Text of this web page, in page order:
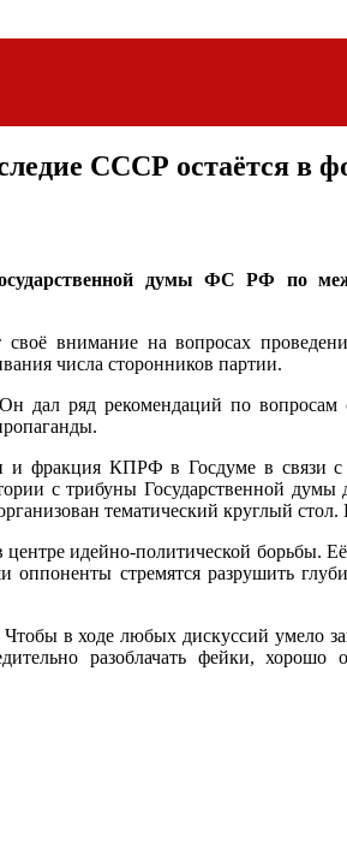
СССР остаётся в
думы ФС РФ по
внимание на вопросах
числа сторонников партии.
ряд рекомендаций по вопросам
и фракция КПРФ в Госдуме в связи
с трибуны Государственной
тематический круглый
центре идейно-политической
стремятся разрушить
Чтобы в ходе любых дискуссий
разоблачать фейки,